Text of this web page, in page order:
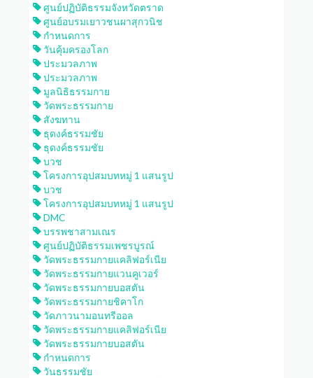
ศูนย์ปฏิบัติธรรมจังหวัดตราด
ศูนย์อบรมเยาวชนผาสุกวนิช
กำหนดการ
วันคุ้มครองโลก
ประมวลภาพ
ประมวลภาพ
มูลนิธิธรรมกาย
วัดพระธรรมกาย
สังฆทาน
ธุดงค์ธรรมชัย
ธุดงค์ธรรมชัย
บวช
โครงการอุปสมบทหมู่ 1 แสนรูป
บวช
โครงการอุปสมบทหมู่ 1 แสนรูป
DMC
บรรพชาสามเณร
ศูนย์ปฏิบัติธรรมเพชรบูรณ์
วัดพระธรรมกายแคลิฟอร์เนีย
วัดพระธรรมกายแวนคูเวอร์
วัดพระธรรมกายบอสตัน
วัดพระธรรมกายชิคาโก
วัดภาวนามอนทรีออล
วัดพระธรรมกายแคลิฟอร์เนีย
วัดพระธรรมกายบอสตัน
กำหนดการ
วันธรรมชัย